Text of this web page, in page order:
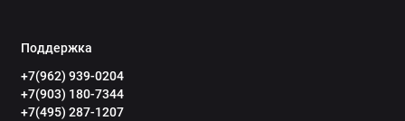
Поддержка
+7(962) 939-0204
+7(903) 180-7344
+7(495) 287-1207